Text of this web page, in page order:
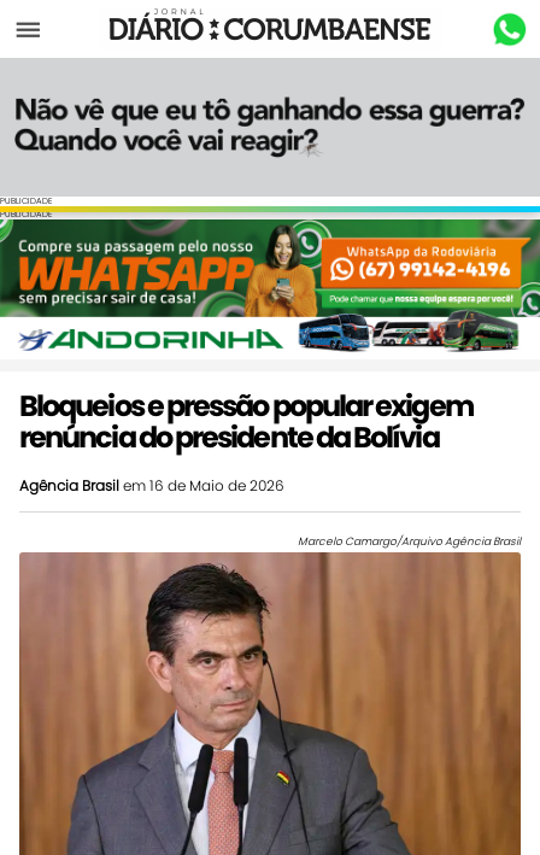
Menu
PUBLICIDADE
PUBLICIDADE
Bloqueios e pressão popular exigem
renúncia do presidente da Bolívia
Agência Brasilem 16 de Maio de 2026
Marcelo Camargo/Arquivo Agência Brasil